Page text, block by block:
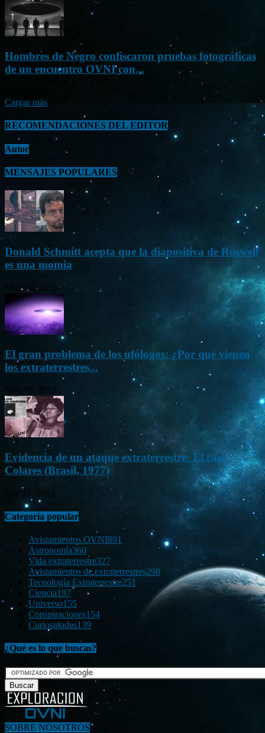
Hombres de Negro confiscaron pruebas fotográficas
de un encuentro OVNI con...
Cargar más
RECOMENDACIONES DEL EDITOR
Autor
MENSAJES POPULARES
Donald Schmitt acepta que la diapositiva de Roswell
es una momia
May 14, 2015
El gran problema de los ufólogos: ¿Por qué vienen
los extraterrestres...
Nov 26, 2012
Evidencia de un ataque extraterrestre: El caso
Colares (Brasil, 1977)
Ene 21, 2012
Categoría popular
Avistamientos OVNI891
Astronomía360
Vida extraterrestre327
Avistamientos de extraterrestres290
Tecnología Extraterrestre251
Ciencia197
Universo155
Conspiraciones154
Curiosidades139
¿Qué es lo que buscas?
SOBRE NOSOTROS